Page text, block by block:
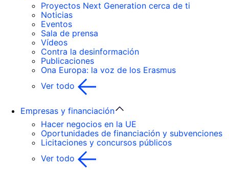
Proyectos Next Generation cerca de ti
Noticias
Eventos
Sala de prensa
Vídeos
Contra la desinformación
Publicaciones
Ona Europa: la voz de los Erasmus
Ver todo
Empresas y financiación
Hacer negocios en la UE
Oportunidades de financiación y subvenciones
Licitaciones y concursos públicos
Ver todo